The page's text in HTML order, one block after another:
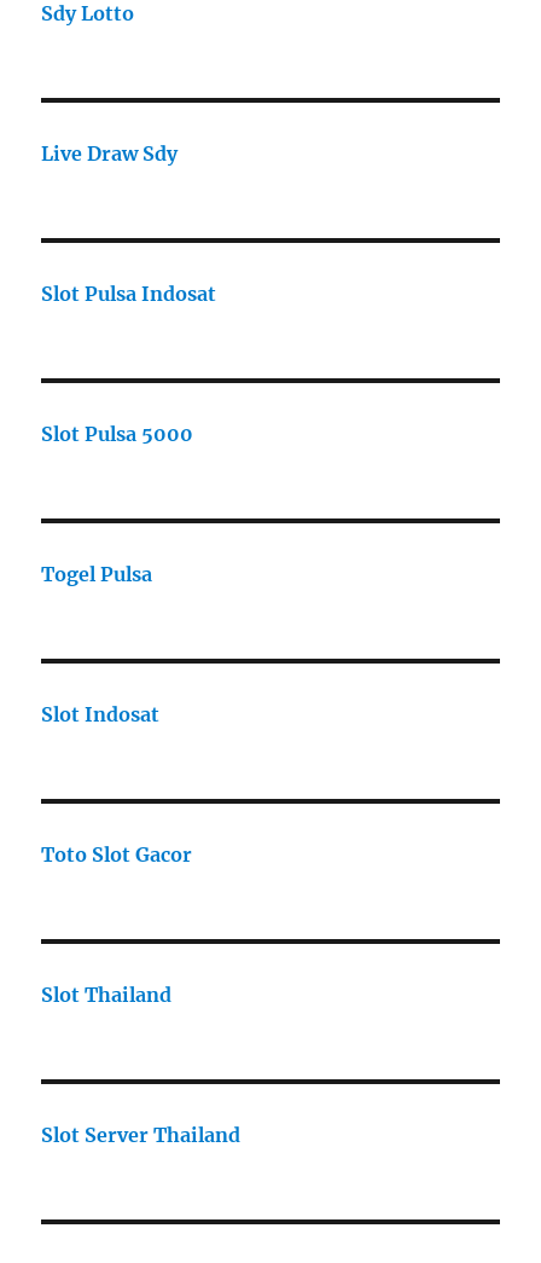
Sdy Lotto
Live Draw Sdy
Slot Pulsa Indosat
Slot Pulsa 5000
Togel Pulsa
Slot Indosat
Toto Slot Gacor
Slot Thailand
Slot Server Thailand